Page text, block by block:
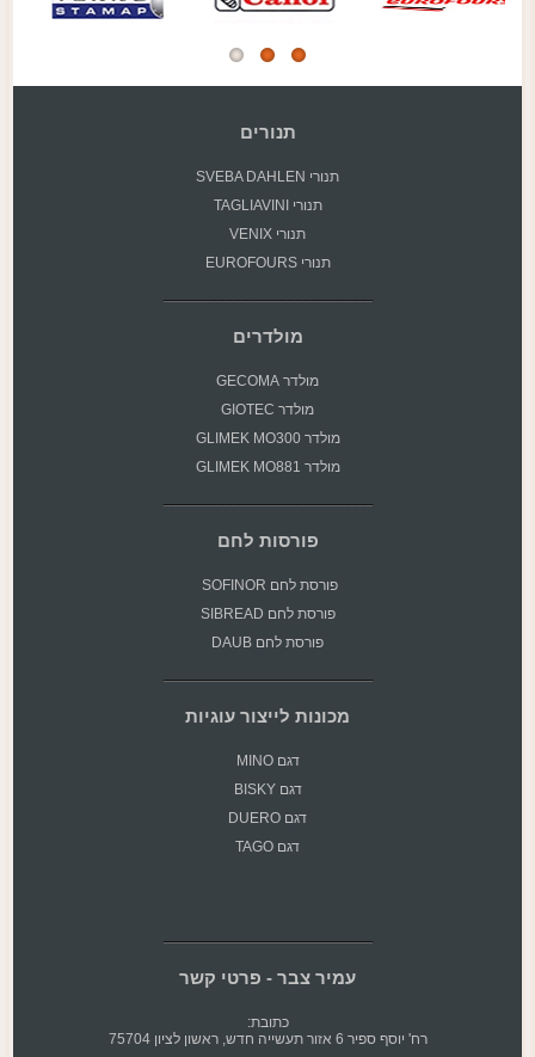
תנורים
תנורי SVEBA DAHLEN
תנורי TAGLIAVINI
תנורי VENIX
תנורי EUROFOURS
מולדרים
מולדר GECOMA
מולדר GIOTEC
מולדר GLIMEK MO300
מולדר GLIMEK MO881
פורסות לחם
פורסת לחם SOFINOR
פורסת לחם SIBREAD
פורסת לחם DAUB
מכונות לייצור עוגיות
דגם MINO
דגם BISKY
דגם DUERO
דגם TAGO
עמיר צבר - פרטי קשר
כתובת:
רח' יוסף ספיר 6 אזור תעשייה חדש, ראשון לציון 75704